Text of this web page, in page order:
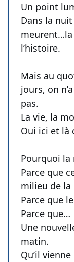
Un point
Dans la nuit
l’histoire.
Mais au
jours, on
pas.
La vie, la
Oui ici et là
Pourquoi la
Parce que
milieu de la
Parce que
Parce que…
Une
matin.
Qu’il vienne